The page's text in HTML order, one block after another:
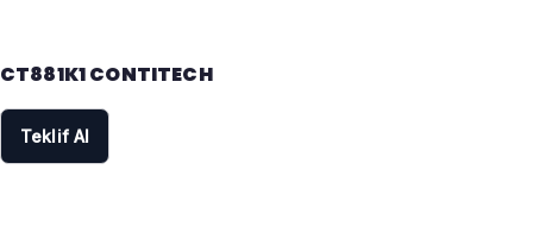
CT881K1 CONTITECH
Teklif Al